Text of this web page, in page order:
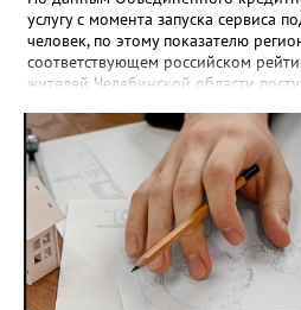
услугу с момента запуска сервиса
человек, по этому показателю
соответствующем российском
жителей Челябинской области
снятие. В целом не давать им
лишним тысячи человек. Почти 89
запрет отозвать. При этом,
примерно каждый пятый из тех, кто
никогда кредиты не брал, столько
а больше половины имеют долговые